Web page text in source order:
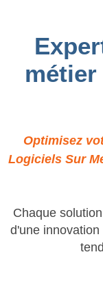
Optimisez
Logiciels Sur
Chaque
d'une